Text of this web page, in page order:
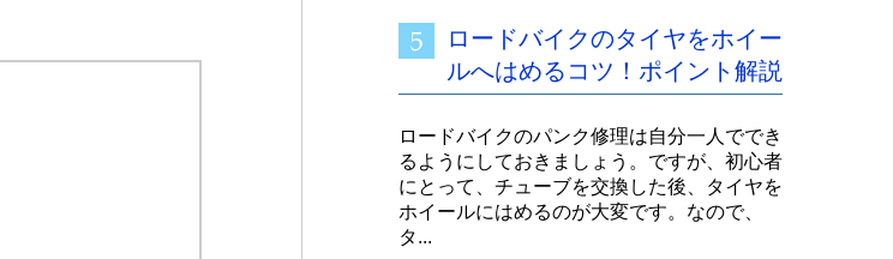
ロードバイクのタイヤをホイー
ルへはめるコツ！ポイント解説
ロードバイクのパンク修理は自分一人ででき
るようにしておきましょう。ですが、初心者
にとって、チューブを交換した後、タイヤを
ホイールにはめるのが大変です。なので、
タ...